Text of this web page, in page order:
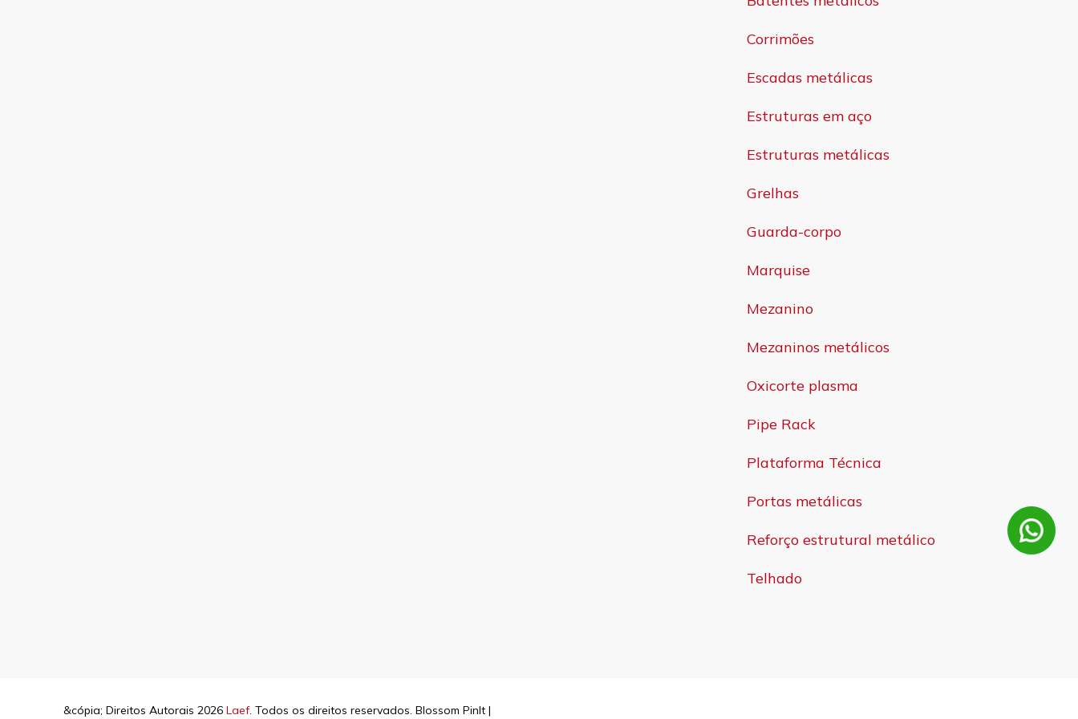
Corrimões
Escadas metálicas
Estruturas em aço
Estruturas metálicas
Grelhas
Guarda-corpo
Marquise
Mezanino
Mezaninos metálicos
Oxicorte plasma
Pipe Rack
Plataforma Técnica
Portas metálicas
Reforço estrutural metálico
Telhado
&cópia; Direitos Autorais 2026 Laef. Todos os direitos reservados. Blossom PinIt |